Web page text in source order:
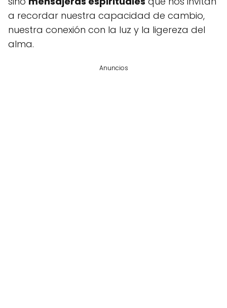
a recordar nuestra capacidad de cambio,
nuestra conexión con la luz y la ligereza del
alma.
Anuncios